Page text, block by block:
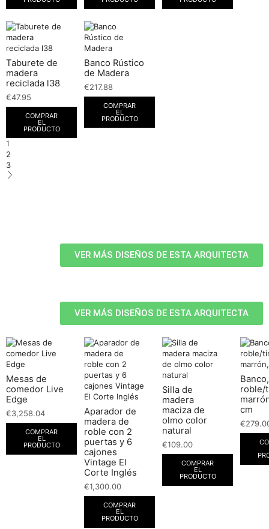
Taburete de
madera
reciclada l38
€47.95
COMPRAR
EL
PRODUCTO
Banco Rústico
de Madera
€217.88
COMPRAR
EL
PRODUCTO
1
2
3
VER MÁS DISEÑOS DE ESTA ARQUITECTA
VER MÁS DISEÑOS DE ESTA ARQUITECTA
Mesas de
comedor Live
Edge
€3,258.04
COMPRAR
EL
PRODUCTO
Aparador de
madera de
roble con 2
puertas y 6
cajones
Vintage El
Corte Inglés
€1,300.00
COMPRAR
EL
PRODUCTO
Silla de
madera
maciza de
olmo color
natural
€109.00
COMPRAR
EL
PRODUCTO
roble/
cm
€